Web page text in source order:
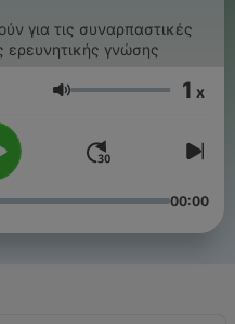
για τις συναρπαστικές
ερευνητικής γνώσης
Volumen 1 x
00:00